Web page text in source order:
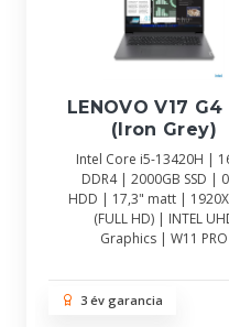
LENOVO V17 G4
(Iron Grey)
Intel Core i5-13420H |
DDR4 | 2000GB SSD |
HDD | 17,3" matt |
(FULL HD) | INTEL
Graphics | W11 PRO
3 év garancia